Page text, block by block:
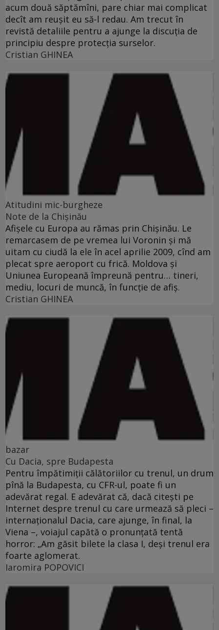
acum două săptămîni, pare chiar mai complicat
decît am reuşit eu să-l redau. Am trecut în
revistă detaliile pentru a ajunge la discuţia de
principiu despre protecţia surselor.
Cristian GHINEA
Atitudini mic-burgheze
Note de la Chişinău
Afişele cu Europa au rămas prin Chişinău. Le
remarcasem de pe vremea lui Voronin şi mă
uitam cu ciudă la ele în acel aprilie 2009, cînd am
plecat spre aeroport cu frică. Moldova şi
Uniunea Europeană împreună pentru… tineri,
mediu, locuri de muncă, în funcţie de afiş.
Cristian GHINEA
bazar
Cu Dacia, spre Budapesta
Pentru împătimiţii călătoriilor cu trenul, un drum
pînă la Budapesta, cu CFR-ul, poate fi un
adevărat regal. E adevărat că, dacă citeşti pe
Internet despre trenul cu care urmează să pleci –
internaţionalul Dacia, care ajunge, în final, la
Viena –, voiajul capătă o pronunţată tentă
horror: „Am găsit bilete la clasa I, deşi trenul era
foarte aglomerat.
Iaromira POPOVICI